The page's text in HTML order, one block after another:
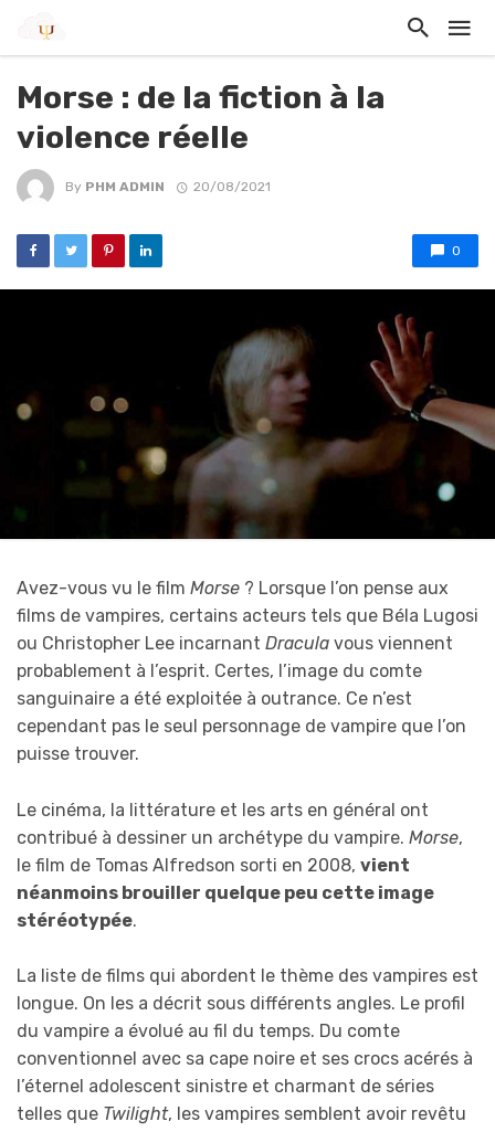
Morse : de la fiction à la
violence réelle
By PHM ADMIN 20/08/2021
0
Avez-vous vu le film Morse ? Lorsque l’on pense aux
films de vampires, certains acteurs tels que Béla Lugosi
ou Christopher Lee incarnant Dracula vous viennent
probablement à l’esprit. Certes, l’image du comte
sanguinaire a été exploitée à outrance. Ce n’est
cependant pas le seul personnage de vampire que l’on
puisse trouver.
Le cinéma, la littérature et les arts en général ont
contribué à dessiner un archétype du vampire. Morse,
le film de Tomas Alfredson sorti en 2008, vient
néanmoins brouiller quelque peu cette image
stéréotypée.
La liste de films qui abordent le thème des vampires est
longue. On les a décrit sous différents angles. Le profil
du vampire a évolué au fil du temps. Du comte
conventionnel avec sa cape noire et ses crocs acérés à
l’éternel adolescent sinistre et charmant de séries
telles que Twilight, les vampires semblent avoir revêtu